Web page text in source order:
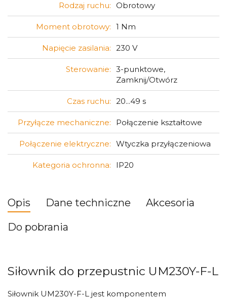
Rodzaj ruchu: Obrotowy
Moment obrotowy: 1 Nm
Napięcie zasilania: 230 V
Sterowanie: 3-punktowe,
Zamknij/Otwórz
Czas ruchu: 20...49 s
Przyłącze mechaniczne: Połączenie kształtowe
Połączenie elektryczne: Wtyczka przyłączeniowa
Kategoria ochronna: IP20
Opis Dane techniczne
Akcesoria
Do pobrania
Siłownik do przepustnic UM230Y-F-L
Siłownik UM230Y-F-L jest komponentem